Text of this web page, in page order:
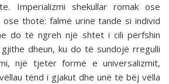
Imperializmi shekullar romak ose
thotë: falmë urinë tande si individ
do të ngreh një shtet i cili përfshin
dheun, ku do të sundojë rregulli
një tjetër formë e universalizmit,
tënd i gjakut dhe unë të bëj vëlla